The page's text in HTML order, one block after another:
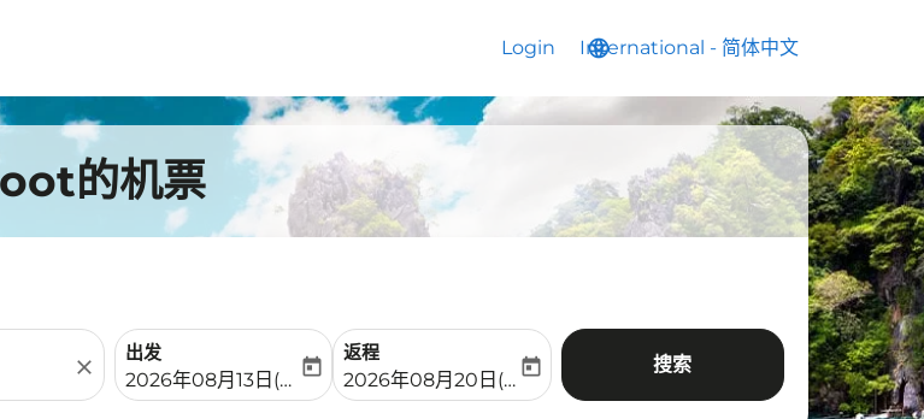
Login language
International - 简体中文
keyboard_arrow_down
的机票
close
出发
fc-booking-departure-date-aria-label
2026年08月13日(周四)
today
返程
fc-booking-return-date-aria-label
2026年08月20日(周四)
today 搜索